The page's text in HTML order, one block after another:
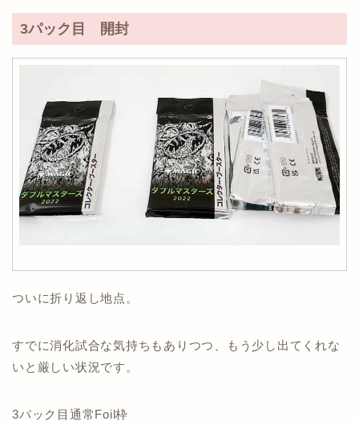
3パック目 開封
ついに折り返し地点。
すでに消化試合な気持ちもありつつ、もう少し出てくれな
いと厳しい状況です。
3パック目通常Foil枠